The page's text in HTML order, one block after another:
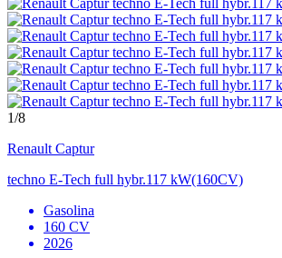
1/8
Renault Captur
techno E-Tech full hybr.117 kW(160CV)
Gasolina
160 CV
2026